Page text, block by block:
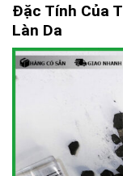
Đặc Tính Của
Làn Da